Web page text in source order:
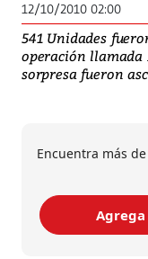
12/10/2010 02:00
541 Unidades
operación llamada
sorpresa fueron
Encuentra más